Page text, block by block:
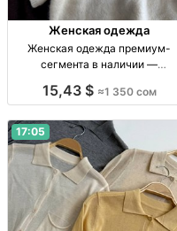
Женская одежда
Женская одежда премиум-
сегмента в наличии —
одежда, новая, стандарт/
наличии, огр. кол-во, 1350 сом
15,43 $ ≈1 350 сом
17:05